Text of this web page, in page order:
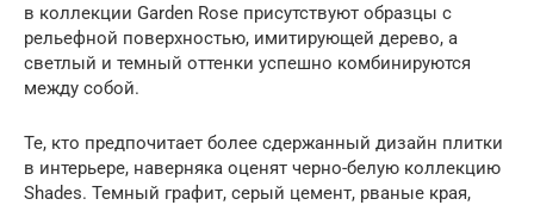
в коллекции Garden Rose присутствуют образцы с
рельефной поверхностью, имитирующей дерево, а
светлый и темный оттенки успешно комбинируются
между собой.
Те, кто предпочитает более сдержанный дизайн плитки
в интерьере, наверняка оценят черно-белую коллекцию
Shades. Темный графит, серый цемент, рваные края,